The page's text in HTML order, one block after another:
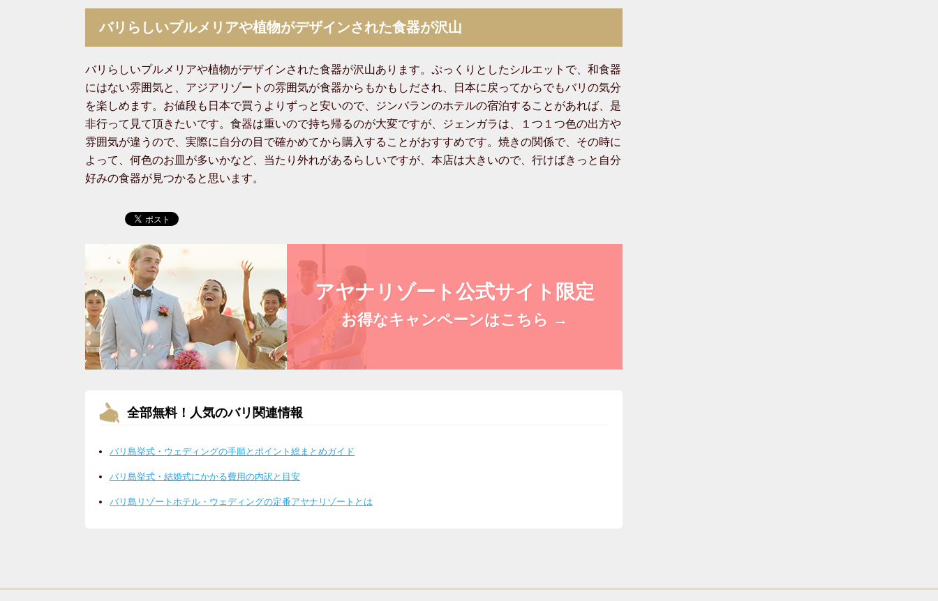
バリらしいプルメリアや植物がデザインされた食器が沢山
バリらしいプルメリアや植物がデザインされた食器が沢山あります。ぷっくりとしたシルエットで、和食器
にはない雰囲気と、アジアリゾートの雰囲気が食器からもかもしだされ、日本に戻ってからでもバリの気分
を楽しめます。お値段も日本で買うよりずっと安いので、ジンバランのホテルの宿泊することがあれば、是
非行って見て頂きたいです。食器は重いので持ち帰るのが大変ですが、ジェンガラは、１つ１つ色の出方や
雰囲気が違うので、実際に自分の目で確かめてから購入することがおすすめです。焼きの関係で、その時に
よって、何色のお皿が多いかなど、当たり外れがあるらしいですが、本店は大きいので、行けばきっと自分
好みの食器が見つかると思います。
アヤナリゾート公式サイト限定
お得なキャンペーンはこちら →
全部無料！人気のバリ関連情報
バリ島挙式・ウェディングの手順とポイント総まとめガイド
バリ島挙式・結婚式にかかる費用の内訳と目安
バリ島リゾートホテル・ウェディングの定番アヤナリゾートとは